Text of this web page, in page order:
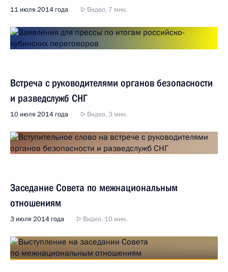
11 июля 2014 года Видео, 7 мин.
Встреча с руководителями органов безопасности
и разведслужб СНГ
10 июля 2014 года Видео, 3 мин.
Заседание Совета по межнациональным
отношениям
3 июля 2014 года Видео, 10 мин.